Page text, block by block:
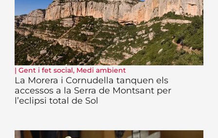
| Gent i fet social, Medi ambient
La Morera i Cornudella tanquen els
accessos a la Serra de Montsant per
l’eclipsi total de Sol